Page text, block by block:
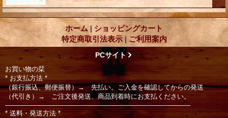
ホーム | ショッピングカート
特定商取引法表示 | ご利用案内
PCサイト
お買い物の栞
* お支払方法 *
（銀行振込、郵便振替）→ 先払い。ご入金を確認してからの発送
（代引き）→ ご注文後発送、商品到着時にお支払ください。
――――――――――――――――――――――――――――
* 送料・発送方法 *